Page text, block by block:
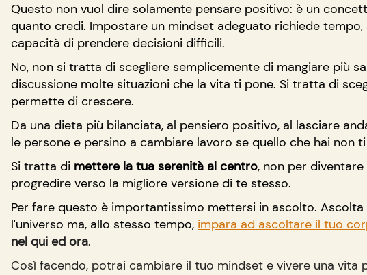
Questo non vuol dire solamente pensare positivo: è un
quanto credi. Impostare un mindset adeguato richiede
capacità di prendere decisioni difficili.
No, non si tratta di scegliere semplicemente di mangiare più
discussione molte situazioni che la vita ti pone. Si tratta di
permette di crescere.
Da una dieta più bilanciata, al pensiero positivo, al lasciare
le persone e persino a cambiare lavoro se quello che hai non
Si tratta di mettere la tua serenità al centro, non per
progredire verso la migliore versione di te stesso.
Per fare questo è importantissimo mettersi in ascolto. Ascolta
l'universo ma, allo stesso tempo, impara ad ascoltare il tuo
nel qui ed ora.
Così facendo, potrai cambiare il tuo mindset e vivere una vita